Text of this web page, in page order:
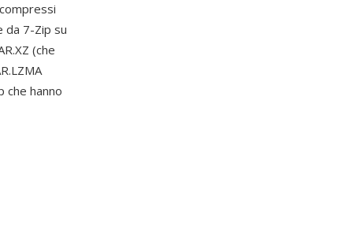
7-Zip su
(che
che hanno